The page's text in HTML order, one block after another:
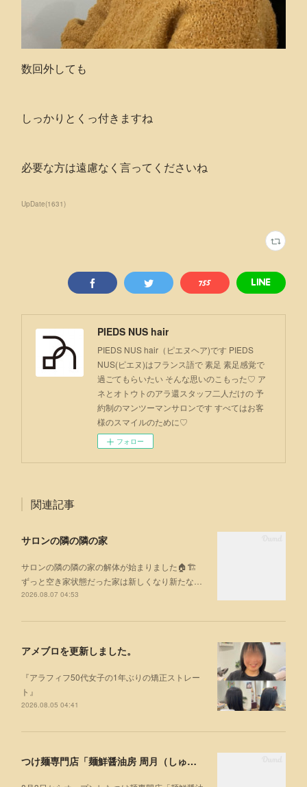
数回外しても
しっかりとくっ付きますね
必要な方は遠慮なく言ってくださいね
UpDate(1631)
PIEDS NUS hair
PIEDS NUS hair（ピエヌヘア)です PIEDS
NUS(ピエヌ)はフランス語で 素足 素足感覚で
過ごてもらいたい そんな思いのこもった♡ ア
ネとオトウトのアラ還スタッフ二人だけの 予
約制のマンツーマンサロンです すべてはお客
様のスマイルのために♡
フォロー
関連記事
サロンの隣の隣の家
サロンの隣の隣の家の解体が始まりました🏠🏗
ずっと空き家状態だった家は新しくなり新たな…
2026.08.07 04:53
アメブロを更新しました。
『アラフィフ50代女子の1年ぶりの矯正ストレー
ト』
2026.08.05 04:41
つけ麺専門店「麺鮮醤油房 周月（しゅうげつ）」⁡ に行ってみた🍜